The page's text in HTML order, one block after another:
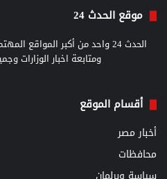
موقع الحدث 24
الحدث 24 واحد من أكبر المواقع
ومتابعة اخبار الوزارات
أقسام الموقع
أخبار مصر
محافظات